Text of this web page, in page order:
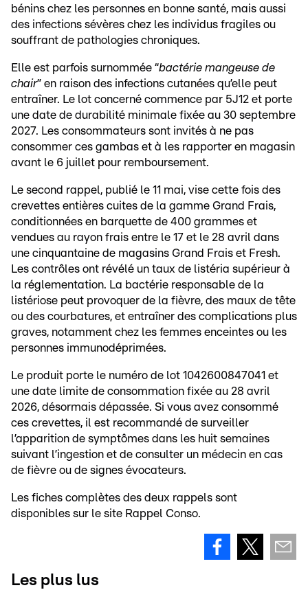
bénins chez les personnes en bonne santé, mais aussi
des infections sévères chez les individus fragiles ou
souffrant de pathologies chroniques.
Elle est parfois surnommée “bactérie mangeuse de
chair” en raison des infections cutanées qu’elle peut
entraîner. Le lot concerné commence par 5J12 et porte
une date de durabilité minimale fixée au 30 septembre
2027. Les consommateurs sont invités à ne pas
consommer ces gambas et à les rapporter en magasin
avant le 6 juillet pour remboursement.
Le second rappel, publié le 11 mai, vise cette fois des
crevettes entières cuites de la gamme Grand Frais,
conditionnées en barquette de 400 grammes et
vendues au rayon frais entre le 17 et le 28 avril dans
une cinquantaine de magasins Grand Frais et Fresh.
Les contrôles ont révélé un taux de listéria supérieur à
la réglementation. La bactérie responsable de la
listériose peut provoquer de la fièvre, des maux de tête
ou des courbatures, et entraîner des complications plus
graves, notamment chez les femmes enceintes ou les
personnes immunodéprimées.
Le produit porte le numéro de lot 1042600847041 et
une date limite de consommation fixée au 28 avril
2026, désormais dépassée. Si vous avez consommé
ces crevettes, il est recommandé de surveiller
l’apparition de symptômes dans les huit semaines
suivant l’ingestion et de consulter un médecin en cas
de fièvre ou de signes évocateurs.
Les fiches complètes des deux rappels sont
disponibles sur le site Rappel Conso.
Les plus lus